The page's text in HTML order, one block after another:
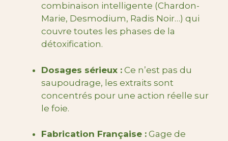
combinaison intelligente (Chardon-
Marie, Desmodium, Radis Noir…) qui
couvre toutes les phases de la
détoxification.
Dosages sérieux : Ce n’est pas du
saupoudrage, les extraits sont
concentrés pour une action réelle sur
le foie.
Fabrication Française : Gage de